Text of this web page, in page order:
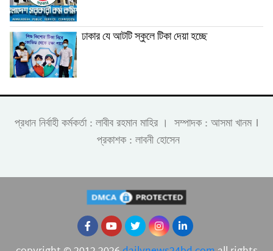
ঢাকার যে আটটি স্কুলে টিকা দেয়া হচ্ছে
প্রধান নির্বাহী কর্মকর্তা : লাবীব রহমান মাহির । সম্পাদক : আসমা খানম ।
প্রকাশক : লাবনী হোসেন